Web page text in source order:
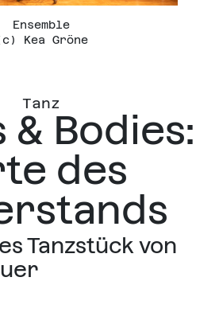
Ensemble
Kea Gröne
Tanz
& Bodies:
des
Tanzstück von